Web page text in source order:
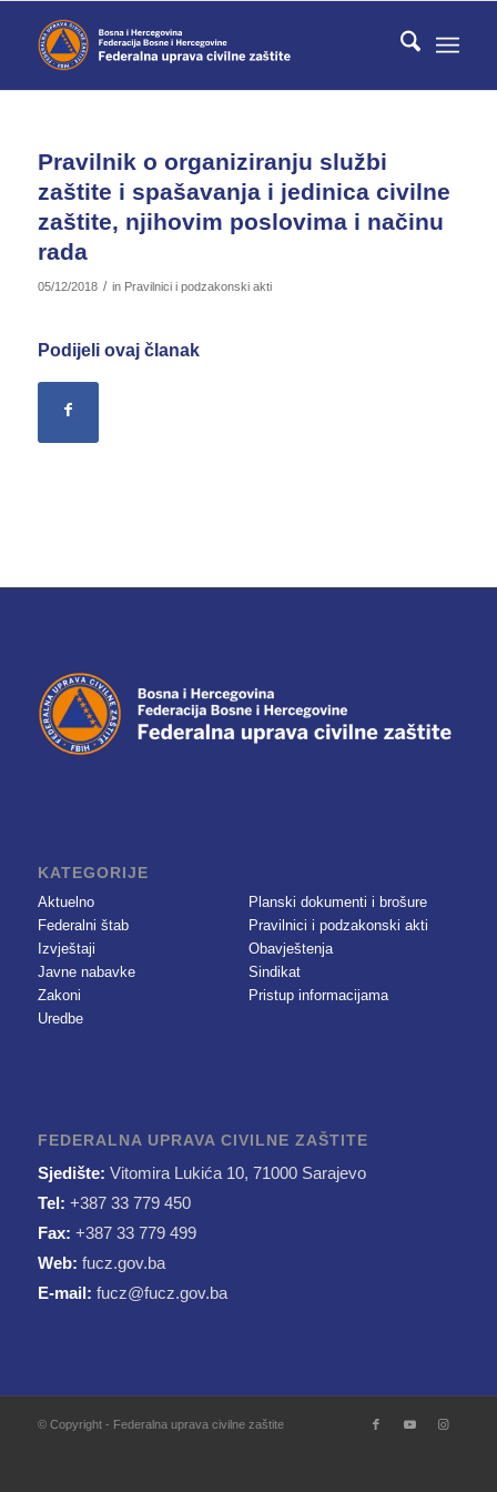
Pravilnik o organiziranju službi
zaštite i spašavanja i jedinica civilne
zaštite, njihovim poslovima i načinu
rada
05/12/2018 / in Pravilnici i podzakonski akti
Podijeli ovaj članak
KATEGORIJE
Aktuelno
Federalni štab
Izvještaji
Javne nabavke
Zakoni
Uredbe
Planski dokumenti i brošure
Pravilnici i podzakonski akti
Obavještenja
Sindikat
Pristup informacijama
FEDERALNA UPRAVA CIVILNE ZAŠTITE
Sjedište: Vitomira Lukića 10, 71000 Sarajevo
Tel: +387 33 779 450
Fax: +387 33 779 499
Web: fucz.gov.ba
E-mail: fucz@fucz.gov.ba
© Copyright - Federalna uprava civilne zaštite